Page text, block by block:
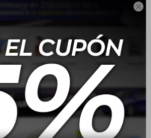

usar.
protección contra la corrosión.
y alta resistencia al calor.
los chirridos de freno.
por su bajo consumo.
del camino y al agua de salpicadura.